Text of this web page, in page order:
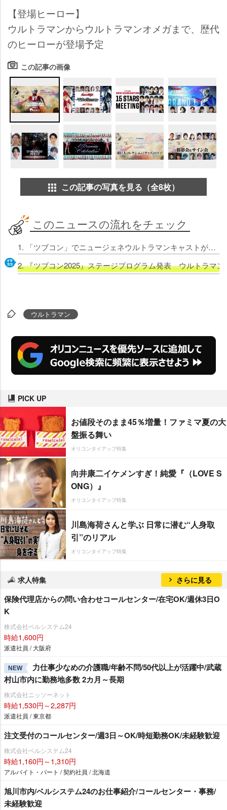
【登場ヒーロー】
ウルトラマンからウルトラマンオメガまで、歴代
のヒーローが登場予定
この記事の画像
この記事の写真を見る（全8枚）
このニュースの流れをチェック
1. 「ツブコン」でニュージェネウルトラマンキャストが集結 『ウルトラマンゼロ～はじまりの物語～』を上演
2. 『ツブコン2025』ステージプログラム発表 ウルトラマ
ウルトラマン
PICK UP
お値段そのまま45％増量！ファミマ夏の大
盤振る舞い
オリコンタイアップ特集
向井康二イケメンすぎ！純愛『（LOVE S
ONG）』
オリコンタイアップ特集
川島海荷さんと学ぶ 日常に潜む“人身取
引”のリアル
オリコンタイアップ特集
求人特集 さらに見る
保険代理店からの問い合わせコールセンター/在宅OK/週休3日O
K
株式会社ベルシステム24
時給1,600円
派遣社員 / 大阪府
NEW
力仕事少なめの介護職/年齢不問/50代以上が活躍中/武蔵
村山市内に勤務地多数 2カ月～長期
株式会社ニッソーネット
時給1,530円～2,287円
派遣社員 / 東京都
注文受付のコールセンター/週3日～OK/時短勤務OK/未経験歓迎
株式会社ベルシステム24
時給1,160円～1,310円
アルバイト・パート / 契約社員 / 北海道
旭川市内/ベルシステム24のお仕事紹介/コールセンター・事務/
未経験歓迎